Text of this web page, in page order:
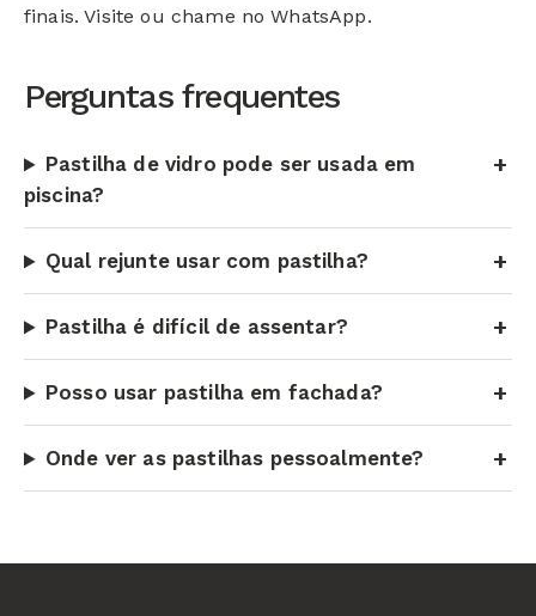
finais. Visite ou chame no WhatsApp.
Perguntas frequentes
Pastilha de vidro pode ser usada em
piscina?
Qual rejunte usar com pastilha?
Pastilha é difícil de assentar?
Posso usar pastilha em fachada?
Onde ver as pastilhas pessoalmente?